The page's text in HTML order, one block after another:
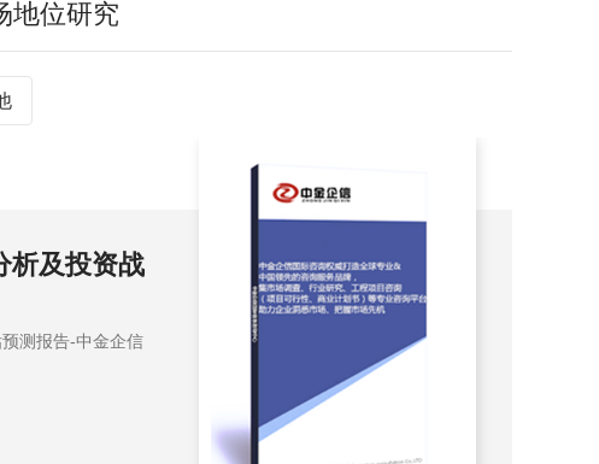
地位研究
析及投资战
测报告-中金企信